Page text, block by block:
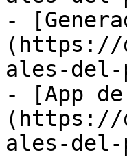
-
(https://
ales-del-
- [App
(https://
ales-del-